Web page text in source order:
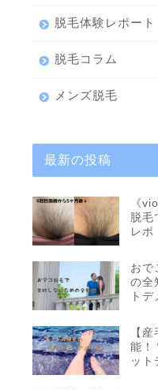
脱毛体験レポート
脱毛コラム
メンズ脱毛
最新の投稿
《
脱毛
レポ
おで
の全
ト
【
能！
ット